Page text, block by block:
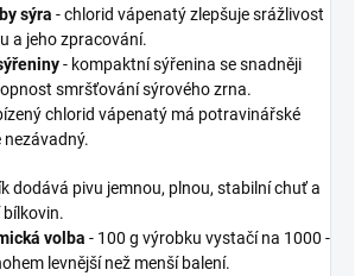
sýra - chlorid vápenatý zlepšuje srážlivost
a jeho zpracování.
- kompaktní sýřenina se snadněji
smršťování sýrového zrna.
chlorid vápenatý má potravinářské
dodává pivu jemnou, plnou, stabilní chuť a
volba - 100 g výrobku vystačí na 1000 -
levnější než menší balení.